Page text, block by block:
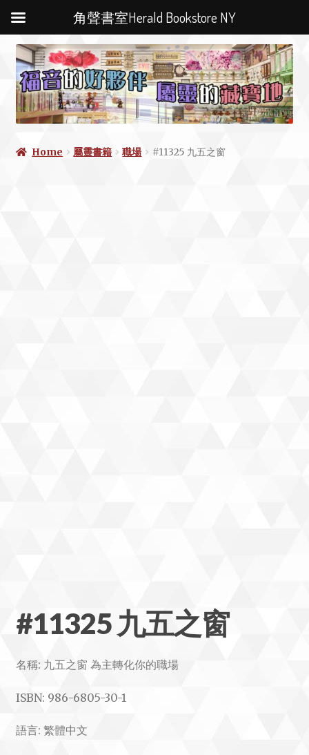
Home 屬靈書籍 職場 #11325 九五之窗
#11325 九五之窗
名稱: 九五之窗 為主轉化你的職場
ISBN: 986-6805-30-1
語言: 繁體中文
角聲書室Herald Bookstore NY